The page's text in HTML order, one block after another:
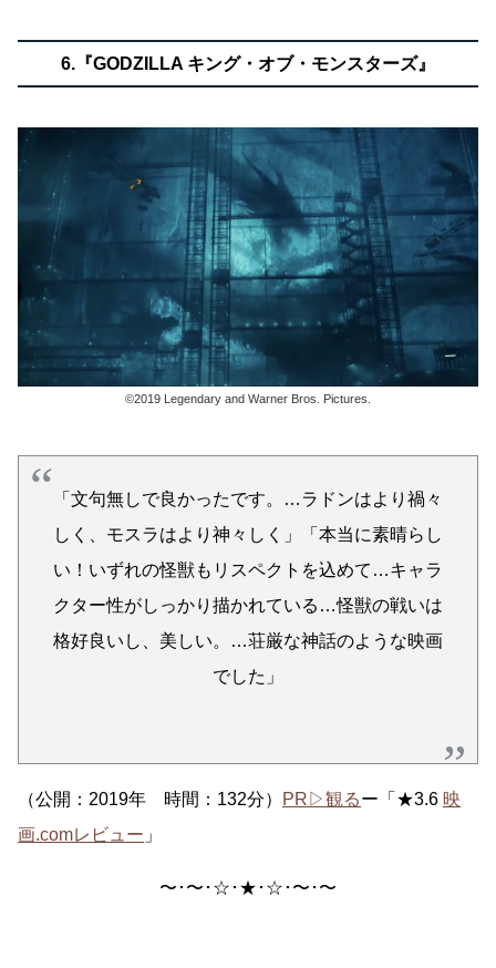
6.『GODZILLA キング・オブ・モンスターズ』
©2019 Legendary and Warner Bros. Pictures.
「文句無しで良かったです。…ラドンはより禍々
しく、モスラはより神々しく」「本当に素晴らし
い！いずれの怪獣もリスペクトを込めて…キャラ
クター性がしっかり描かれている…怪獣の戦いは
格好良いし、美しい。…荘厳な神話のような映画
でした」
（公開：2019年 時間：132分） PR▷観るー「★3.6 映
画.comレビュー 」
〜･〜･☆･★･☆･〜･〜